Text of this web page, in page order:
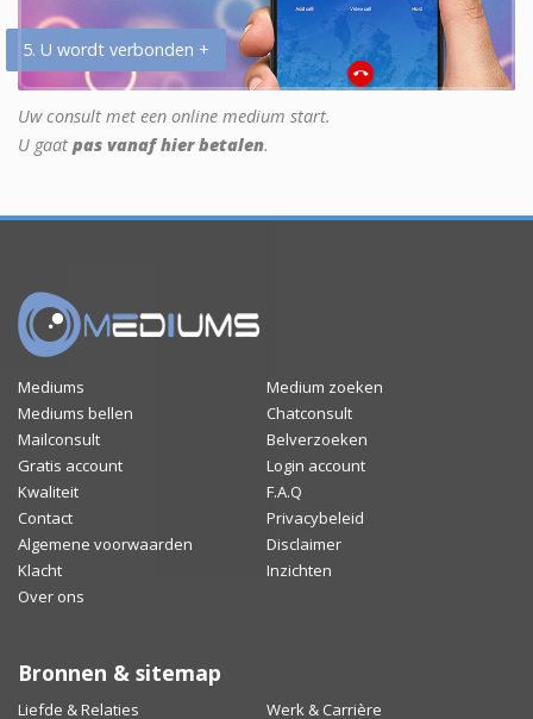
5. U wordt verbonden +
Uw consult met een online medium start.
U gaat pas vanaf hier betalen.
Mediums
Medium zoeken
Mediums bellen
Chatconsult
Mailconsult
Belverzoeken
Gratis account
Login account
Kwaliteit
F.A.Q
Contact
Privacybeleid
Algemene voorwaarden
Disclaimer
Klacht
Inzichten
Over ons
Bronnen & sitemap
Liefde & Relaties Werk & Carrière